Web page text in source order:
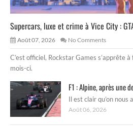
Supercars, luxe et crime à Vice City :
Août 07, 2026 No Comments
C’est officiel, Rockstar Games s’apprête
mois-ci.
F1 : Alpine, après une
Il est clair qu’on nous
Août 06, 2026